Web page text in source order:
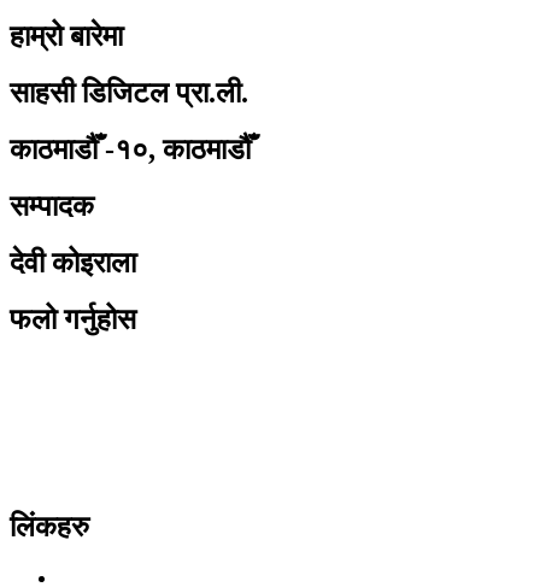
हाम्रो बारेमा
साहसी डिजिटल प्रा.ली.
काठमाडौँ -१०, काठमाडौँ
सम्पादक
देवी कोइराला
फलो गर्नुहोस
लिंकहरु